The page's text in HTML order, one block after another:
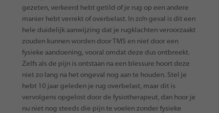
gezeten, verkeerd hebt getild of je rug op een andere
manier hebt verrekt of overbelast. In zo’n geval is dit een
hele duidelijk aanwijzing dat je rugklachten veroorzaakt
zouden kunnen worden door TMS en niet door een
fysieke aandoening, vooral omdat deze dus ontbreekt.
Zelfs als de pijn is ontstaan na een blessure hoort deze
niet zo lang na het ongeval nog aan te houden. Stel je
hebt 10 jaar geleden je rug overbelast, maar dit is
vervolgens opgelost door de fysiotherapeut, dan hoor je
nu niet nog steeds die pijn te voelen zonder fysieke